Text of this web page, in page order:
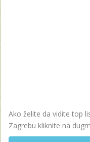
Ako želite da vidite top
Zagrebu kliknite na